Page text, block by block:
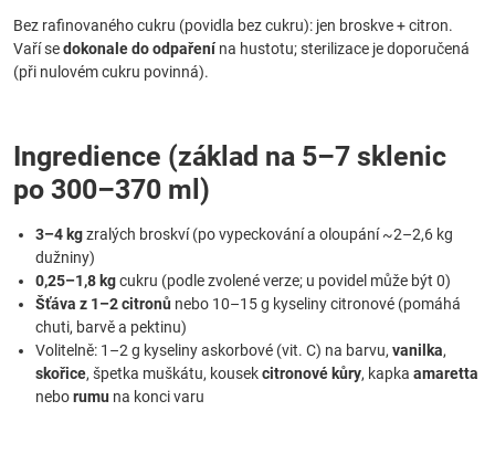
Bez rafinovaného cukru (povidla bez cukru): jen broskve + citron.
Vaří sedokonale do odpařenína hustotu; sterilizace je doporučená
(při nulovém cukru povinná).
Ingredience (základ na 5–7 sklenic
po 300–370 ml)
3–4 kgzralých broskví (po vypeckování a oloupání ~2–2,6 kg
dužniny)
0,25–1,8 kgcukru (podle zvolené verze; u povidel může být 0)
Šťáva z 1–2 citronů nebo 10–15 g kyseliny citronové (pomáhá
chuti, barvě a pektinu)
Volitelně: 1–2 g kyseliny askorbové (vit. C) na barvu, vanilka,
skořice, špetka muškátu, kousekcitronové kůry, kapka amaretta
neborumu na konci varu